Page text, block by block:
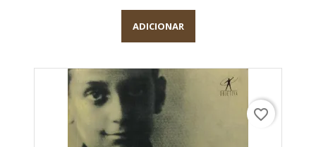
ADICIONAR
favorite_border